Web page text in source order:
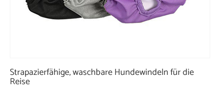
Strapazierfähige, waschbare Hundewindeln für die
Reise